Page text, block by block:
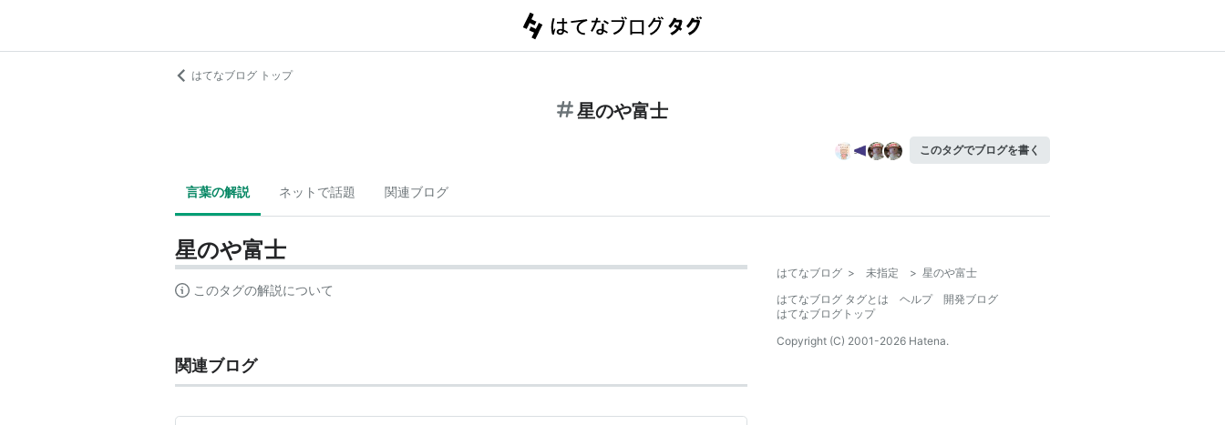
はてなブログ トップ
星のや富士
このタグでブログを書く
言葉の解説 ネットで話題 関連ブログ
星のや富士
このタグの解説について
関連ブログ
はてなブログ > 未指定 > 星のや富士
はてなブログ タグとは
ヘルプ
開発ブログ
はてなブログトップ
Copyright (C) 2001-2026 Hatena.